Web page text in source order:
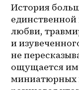
История
любви,
и
не
ощущается
миниатюрных